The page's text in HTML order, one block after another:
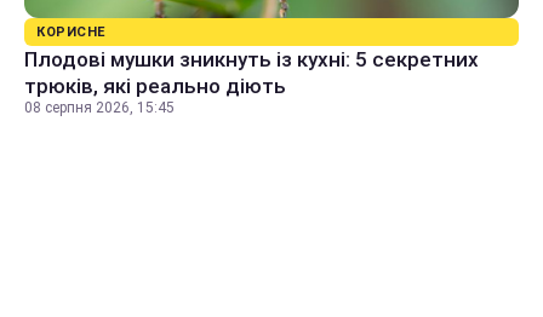
КОРИСНЕ
Плодові мушки зникнуть із кухні: 5 секретних
трюків, які реально діють
08 серпня 2026, 15:45